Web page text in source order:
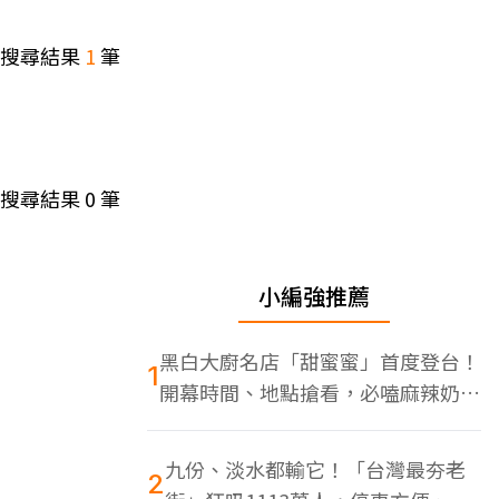
搜尋結果 1筆
搜尋結果0筆
小編強推薦
1黑白大廚名店「甜蜜蜜」首度登台！
開幕時間、地點搶看，必嗑麻辣奶油
蝦
2九份、淡水都輸它！「台灣最夯老